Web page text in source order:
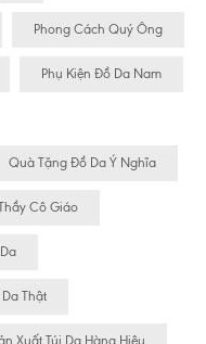
Phong Cách Quý Ông
Phụ Kiện Đồ Da Nam
Quà Tặng Đồ Da Ý Nghĩa
Cô Giáo
Thật